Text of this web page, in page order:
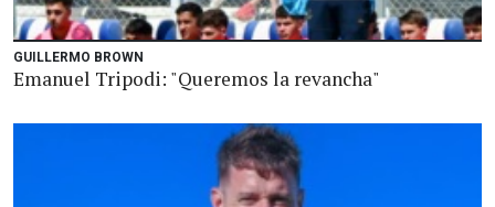
GUILLERMO BROWN
Emanuel Tripodi: "Queremos la revancha"